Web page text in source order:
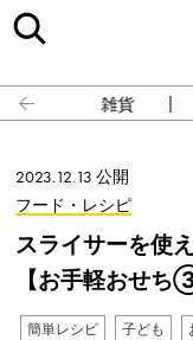
雑貨
2023.12.13 公開
フード・レシピ
スライサーを使
【お手軽おせち
簡単レシピ 子ども